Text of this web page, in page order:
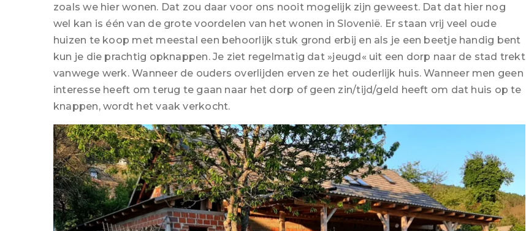
zoals we hier wonen. Dat zou daar voor ons nooit mogelijk zijn geweest. Dat dat hier nog
wel kan is één van de grote voordelen van het wonen in Slovenië. Er staan vrij veel oude
huizen te koop met meestal een behoorlijk stuk grond erbij en als je een beetje handig bent
kun je die prachtig opknappen. Je ziet regelmatig dat »jeugd« uit een dorp naar de stad trekt
vanwege werk. Wanneer de ouders overlijden erven ze het ouderlijk huis. Wanneer men geen
interesse heeft om terug te gaan naar het dorp of geen zin/tijd/geld heeft om dat huis op te
knappen, wordt het vaak verkocht.